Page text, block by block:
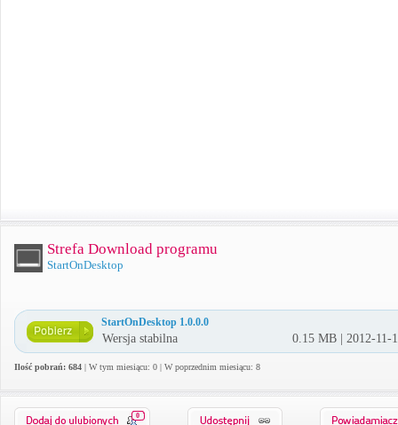
Strefa Download programu
StartOnDesktop
StartOnDesktop 1.0.0.0
Wersja stabilna 0.15 MB | 2012-11-
Ilość pobrań: 684 | W tym miesiącu: 0 | W poprzednim miesiącu: 8
0